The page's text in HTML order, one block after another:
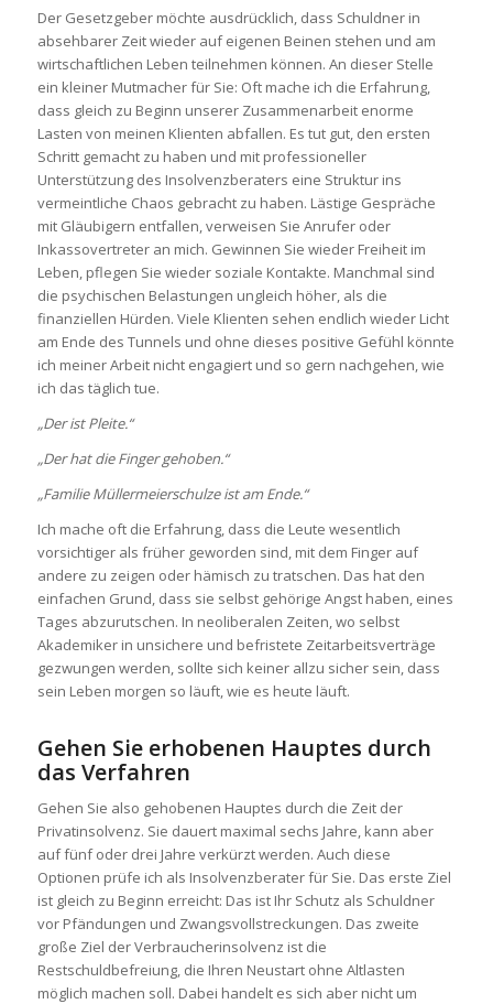
Der Gesetzgeber möchte ausdrücklich, dass Schuldner in
absehbarer Zeit wieder auf eigenen Beinen stehen und am
wirtschaftlichen Leben teilnehmen können. An dieser Stelle
ein kleiner Mutmacher für Sie: Oft mache ich die Erfahrung,
dass gleich zu Beginn unserer Zusammenarbeit enorme
Lasten von meinen Klienten abfallen. Es tut gut, den ersten
Schritt gemacht zu haben und mit professioneller
Unterstützung des Insolvenzberaters eine Struktur ins
vermeintliche Chaos gebracht zu haben. Lästige Gespräche
mit Gläubigern entfallen, verweisen Sie Anrufer oder
Inkassovertreter an mich. Gewinnen Sie wieder Freiheit im
Leben, pflegen Sie wieder soziale Kontakte. Manchmal sind
die psychischen Belastungen ungleich höher, als die
finanziellen Hürden. Viele Klienten sehen endlich wieder Licht
am Ende des Tunnels und ohne dieses positive Gefühl könnte
ich meiner Arbeit nicht engagiert und so gern nachgehen, wie
ich das täglich tue.
„Der ist Pleite.“
„Der hat die Finger gehoben.“
„Familie Müllermeierschulze ist am Ende.“
Ich mache oft die Erfahrung, dass die Leute wesentlich
vorsichtiger als früher geworden sind, mit dem Finger auf
andere zu zeigen oder hämisch zu tratschen. Das hat den
einfachen Grund, dass sie selbst gehörige Angst haben, eines
Tages abzurutschen. In neoliberalen Zeiten, wo selbst
Akademiker in unsichere und befristete Zeitarbeitsverträge
gezwungen werden, sollte sich keiner allzu sicher sein, dass
sein Leben morgen so läuft, wie es heute läuft.
Gehen Sie erhobenen Hauptes durch
das Verfahren
Gehen Sie also gehobenen Hauptes durch die Zeit der
Privatinsolvenz. Sie dauert maximal sechs Jahre, kann aber
auf fünf oder drei Jahre verkürzt werden. Auch diese
Optionen prüfe ich als Insolvenzberater für Sie. Das erste Ziel
ist gleich zu Beginn erreicht: Das ist Ihr Schutz als Schuldner
vor Pfändungen und Zwangsvollstreckungen. Das zweite
große Ziel der Verbraucherinsolvenz ist die
Restschuldbefreiung, die Ihren Neustart ohne Altlasten
möglich machen soll. Dabei handelt es sich aber nicht um